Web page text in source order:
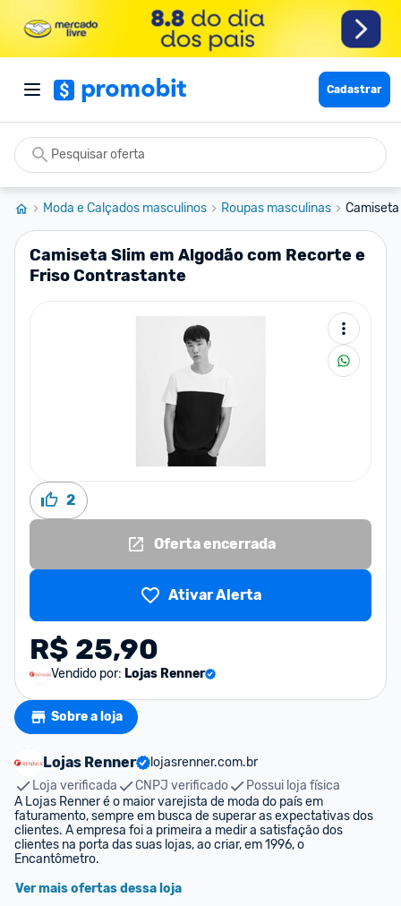
Cadastrar
Moda e Calçados masculinos Roupas masculinas
Camiseta Slim em Algodão com Recorte e
Friso Contrastante
2
Oferta encerrada
Ativar Alerta
R$ 25,90
Vendido por: Lojas Renner
Sobre a loja
Lojas Renner
lojasrenner.com.br
Loja verificada
CNPJ verificado
Possui loja física
A Lojas Renner é o maior varejista de moda do país em
faturamento, sempre em busca de superar as expectativas dos
clientes. A empresa foi a primeira a medir a satisfação dos
clientes na porta das suas lojas, ao criar, em 1996, o
Encantômetro.
Ver mais ofertas dessa loja